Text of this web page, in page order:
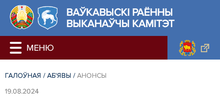
ВАЎКАВЫСКІ РАЁННЫ
ВЫКАНАЎЧЫ КАМІТЭТ
ГАЛОЎНАЯ / АБ'ЯВЫ / АНОНСЫ
19.08.2024